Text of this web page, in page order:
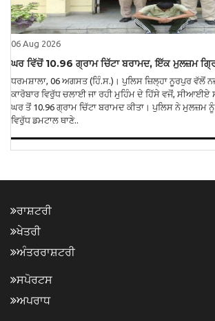
06 Aug 2026
ਘਰ ਵਿੱਚੋਂ 10.96 ਗ੍ਰਾਮ ਚਿੱਟਾ ਬਰਾਮਦ, ਇੱਕ ਮੁਲਜ਼ਮ
ਧਰਮਸ਼ਾਲਾ, 06 ਅਗਸਤ (ਹਿੰ.ਸ.)। ਪੁਲਿਸ ਜ਼ਿਲ੍ਹਾ ਨੂਰਪੁਰ ਵੱਲੋਂ
ਕਾਰੋਬਾਰ ਵਿਰੁੱਧ ਚਲਾਈ ਜਾ ਰਹੀ ਮੁਹਿੰਮ ਦੇ ਹਿੱਸੇ ਵਜੋਂ, ਸੀਆਈਏ
ਘਰ ਤੋਂ 10.96 ਗ੍ਰਾਮ ਚਿੱਟਾ ਬਰਾਮਦ ਕੀਤਾ। ਪੁਲਿਸ ਨੇ ਮੁਲਜ਼ਮ
ਵਿਰੁੱਧ ਡਮਟਾਲ ਥਾਣੇ..
ਰਾਸ਼ਟਰੀ
ਖੇਤਰੀ
ਅੰਤਰਰਾਸ਼ਟਰੀ
ਸਪੋਰਟਸ
ਅਪਰਾਧ